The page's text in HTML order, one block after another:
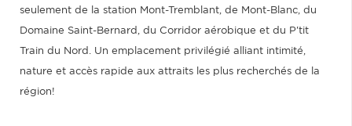
seulement de la station Mont-Tremblant, de Mont-Blanc, du
Domaine Saint-Bernard, du Corridor aérobique et du P'tit
Train du Nord. Un emplacement privilégié alliant intimité,
nature et accès rapide aux attraits les plus recherchés de la
région!